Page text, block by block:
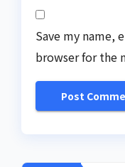
Save my name,
browser for the